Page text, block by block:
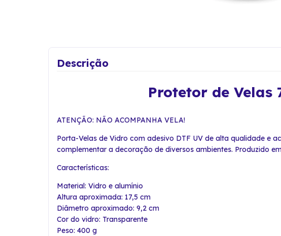
Descrição
Protetor de Velas
ATENÇÃO: NÃO ACOMPANHA VELA!
Porta-Velas de Vidro com adesivo DTF UV de alta qualidade e
complementar a decoração de diversos ambientes. Produzido
Características:
Material: Vidro e alumínio
Altura aproximada: 17,5 cm
Diâmetro aproximado: 9,2 cm
Cor do vidro: Transparente
Peso: 400 g